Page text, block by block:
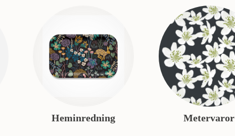
Heminredning Metervaror